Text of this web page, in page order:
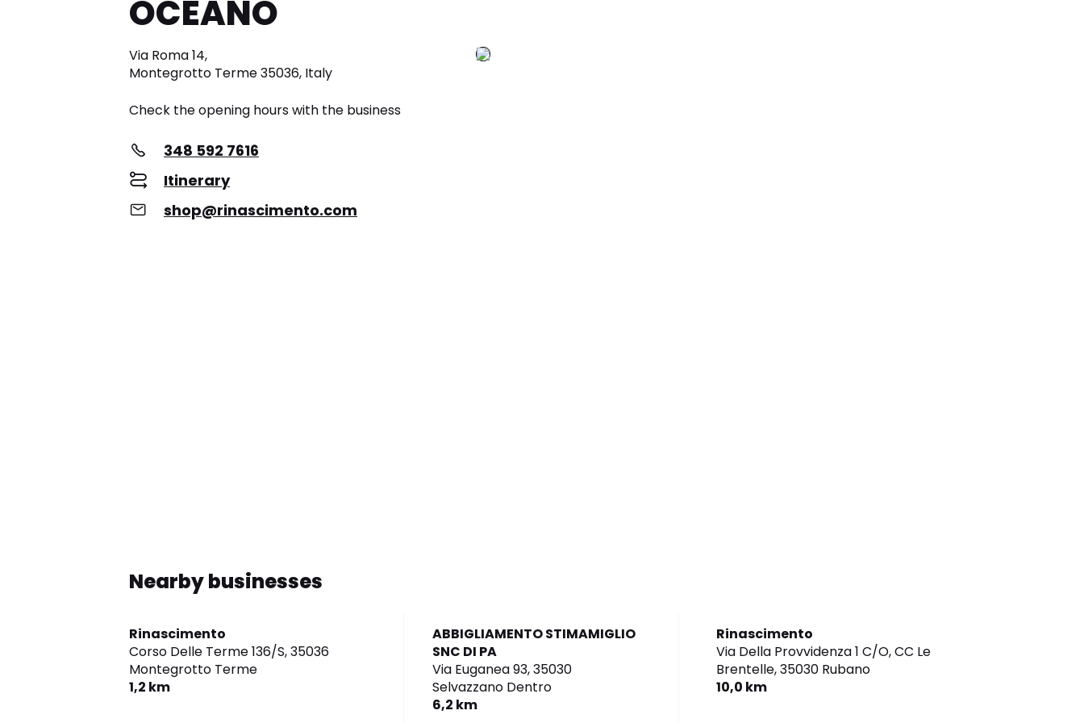
OCEANO
Via Roma 14,
Montegrotto Terme 35036, Italy
Check the opening hours with the business
348 592 7616
Itinerary
shop@rinascimento.com
Nearby businesses
Rinascimento
Corso Delle Terme 136/S,35036
Montegrotto Terme
1,2 km
ABBIGLIAMENTO STIMAMIGLIO
SNC DI PA
Via Euganea 93,35030
Selvazzano Dentro
6,2 km
Rinascimento
Via Della Provvidenza 1 C/O, CC Le
Brentelle,35030 Rubano
10,0 km